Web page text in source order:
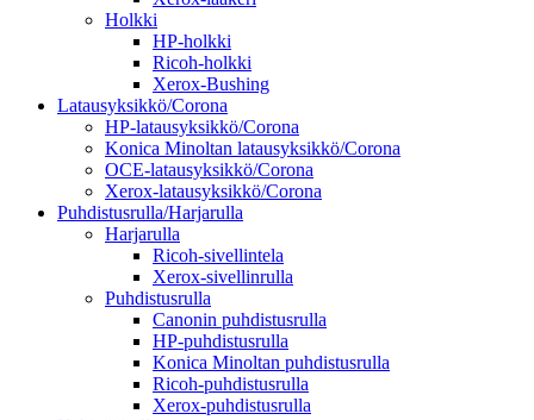
Holkki
HP-holkki
Ricoh-holkki
Xerox-Bushing
Latausyksikkö/Corona
HP-latausyksikkö/Corona
Konica Minoltan latausyksikkö/Corona
OCE-latausyksikkö/Corona
Xerox-latausyksikkö/Corona
Puhdistusrulla/Harjarulla
Harjarulla
Ricoh-sivellintela
Xerox-sivellinrulla
Puhdistusrulla
Canonin puhdistusrulla
HP-puhdistusrulla
Konica Minoltan puhdistusrulla
Ricoh-puhdistusrulla
Xerox-puhdistusrulla